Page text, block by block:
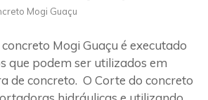
Mogi Guaçu
Mogi Guaçu é executado
que podem ser utilizados em
de concreto. O Corte do concreto